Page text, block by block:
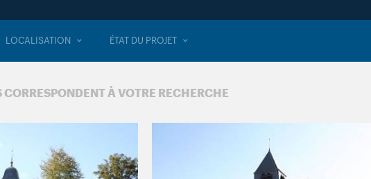
LOCALISATION ÉTAT DU PROJET
CORRESPONDENT À VOTRE RECHERCHE